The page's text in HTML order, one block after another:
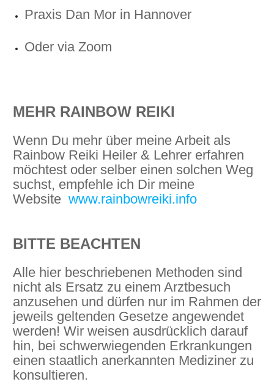
Praxis Dan Mor in Hannover
Oder via Zoom
MEHR RAINBOW REIKI
Wenn Du mehr über meine Arbeit als
Rainbow Reiki Heiler & Lehrer erfahren
möchtest oder selber einen solchen Weg
suchst, empfehle ich Dir meine
Website www.rainbowreiki.info
BITTE BEACHTEN
Alle hier beschriebenen Methoden sind
nicht als Ersatz zu einem Arztbesuch
anzusehen und dürfen nur im Rahmen der
jeweils geltenden Gesetze angewendet
werden! Wir weisen ausdrücklich darauf
hin, bei schwerwiegenden Erkrankungen
einen staatlich anerkannten Mediziner zu
konsultieren.